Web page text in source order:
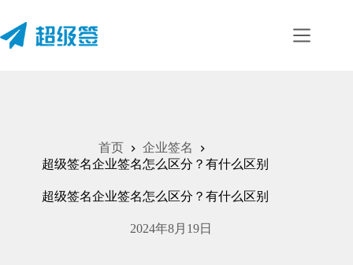
内
首页
企业签名
超级签名企业签名怎么区分？有什么区别
超级签名企业签名怎么区分？有什么区别
2024年8月19日